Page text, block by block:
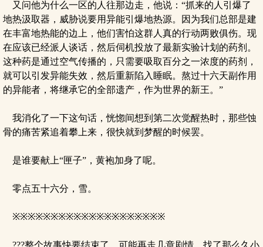
又问他为什么一区的人往那边走，他说：“抓来的人引爆了
地热汲取器，威胁说要用异能引爆地热源。因为我们总部是建
在丰富地热能的边上，他们害怕这群人真的行动两败俱伤。现
在应该已经派人谈话，然后伺机投放了最新实验计划的药剂。
这种药是通过空气传播的，只需要吸取百分之一浓度的药剂，
就可以引发异能失效，然后重新陷入睡眠。熬过十六天副作用
的异能者，将继承它的全部遗产，作为世界的新王。”
我消化了一下这句话，恍惚间想到第二次觉醒热时，那些蚀
骨的痛苦紧追着攀上来，很快就到梦醒的时候罢。
是谁要献上“匣子”，黄袍加身了呢。
零点五十六分，雪。
※※※※※※※※※※※※※※※※※※※※
???整个故事快要结束了，可能再走几章剧情。找了那么久小